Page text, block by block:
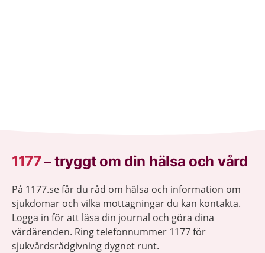
1177–tryggt om din hälsa och vård
På 1177.se får du råd om hälsa och information om
sjukdomar och vilka mottagningar du kan kontakta.
Logga in för att läsa din journal och göra dina
vårdärenden. Ring telefonnummer 1177 för
sjukvårdsrådgivning dygnet runt.